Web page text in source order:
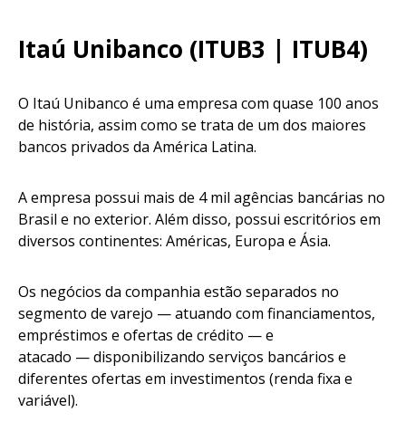
Itaú Unibanco (ITUB3 | ITUB4)
O Itaú Unibanco é uma empresa com quase 100 anos
de história, assim como se trata de um dos maiores
bancos privados da América Latina.
A empresa possui mais de 4 mil agências bancárias no
Brasil e no exterior. Além disso, possui escritórios em
diversos continentes: Américas, Europa e Ásia.
Os negócios da companhia estão separados no
segmento de varejo — atuando com financiamentos,
empréstimos e ofertas de crédito — e
atacado — disponibilizando serviços bancários e
diferentes ofertas em investimentos (renda fixa e
variável).